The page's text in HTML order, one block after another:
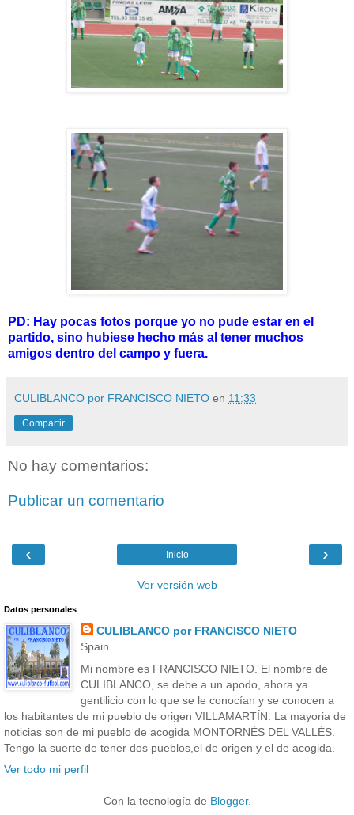
PD: Hay pocas fotos porque yo no pude estar en el
partido, sino hubiese hecho más al tener muchos
amigos dentro del campo y fuera.
CULIBLANCO por FRANCISCO NIETO en 11:33
Compartir
No hay comentarios:
Publicar un comentario
‹ ›
Inicio
Ver versión web
Datos personales
CULIBLANCO por FRANCISCO NIETO
Spain
Mi nombre es FRANCISCO NIETO. El nombre de
CULIBLANCO, se debe a un apodo, ahora ya
gentilicio con lo que se le conocían y se conocen a
los habitantes de mi pueblo de origen VILLAMARTÍN. La mayoria de
noticias son de mi pueblo de acogida MONTORNÈS DEL VALLÈS.
Tengo la suerte de tener dos pueblos,el de origen y el de acogida.
Ver todo mi perfil
Con la tecnología de Blogger.